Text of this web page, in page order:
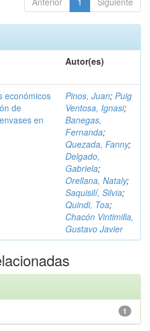
Autor(es)
económicos
de
en
Pinos, Juan; Puig
Ventosa, Ignasi;
Banegas,
Fernanda;
Quezada, Fanny;
Delgado,
Gabriela;
Orellana, Nataly;
Saquisilí, Silvia;
Quindi, Toa;
Chacón Vintimilla,
Gustavo Javier
1